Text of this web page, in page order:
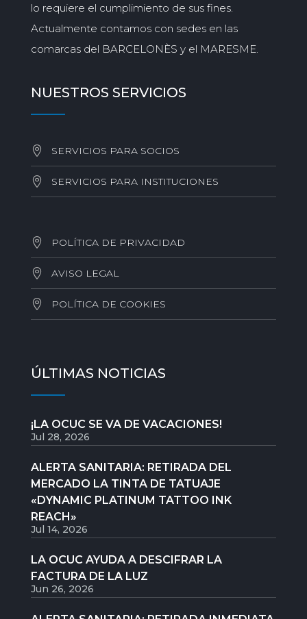
lo requiere el cumplimiento de sus fines.
Actualmente contamos con sedes en las
comarcas del BARCELONÈS y el MARESME.
NUESTROS SERVICIOS
SERVICIOS PARA SOCIOS
SERVICIOS PARA INSTITUCIONES
POLÍTICA DE PRIVACIDAD
AVISO LEGAL
POLÍTICA DE COOKIES
ÚLTIMAS NOTICIAS
¡LA OCUC SE VA DE VACACIONES!
Jul 28, 2026
ALERTA SANITARIA: RETIRADA DEL
MERCADO LA TINTA DE TATUAJE
«DYNAMIC PLATINUM TATTOO INK
REACH»
Jul 14, 2026
LA OCUC AYUDA A DESCIFRAR LA
FACTURA DE LA LUZ
Jun 26, 2026